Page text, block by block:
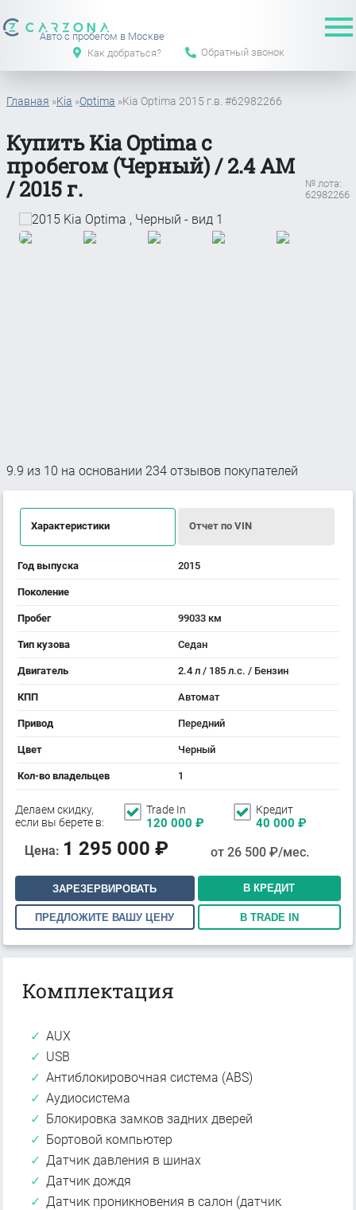
Авто с пробегом в Москве
Как добраться?
Обратный звонок
Главная »Kia »Optima »Kia Optima 2015 г.в. #62982266
Купить Kia Optima с
пробегом (Черный) / 2.4 АМ
/ 2015 г.
№ лота:
62982266
9.9 из 10 на основании 234 отзывов покупателей
Характеристики Отчет по VIN
Год выпуска 2015
Поколение
Пробег 99033 км
Тип кузова Седан
Двигатель 2.4 л / 185 л.с. / Бензин
КПП Автомат
Привод Передний
Цвет Черный
Кол-во владельцев 1
Делаем скидку,
если вы берете в:
Trade In
120 000 ₽
Кредит
40 000 ₽
Цена: 1 295 000 ₽ от 26 500₽/мес.
ЗАРЕЗЕРВИРОВАТЬ В КРЕДИТ
ПРЕДЛОЖИТЕ ВАШУ ЦЕНУ В TRADE IN
Комплектация
AUX
USB
Антиблокировочная система (ABS)
Аудиосистема
Блокировка замков задних дверей
Бортовой компьютер
Датчик давления в шинах
Датчик дождя
Датчик проникновения в салон (датчик